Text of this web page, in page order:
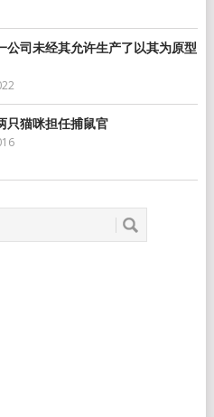
公司未经其允许生产了以其为原型
只猫咪担任捕鼠官